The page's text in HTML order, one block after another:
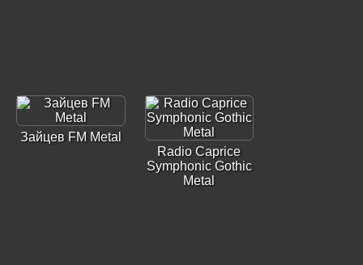
Зайцев FM Metal
Radio Caprice
Symphonic Gothic
Metal